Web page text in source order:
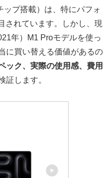
ップ搭載）は、特にパフォ
されています。しかし、現
年）M1 Proモデルを使っ
に買い替える価値があるの
ック、実際の使用感、費用
証します。